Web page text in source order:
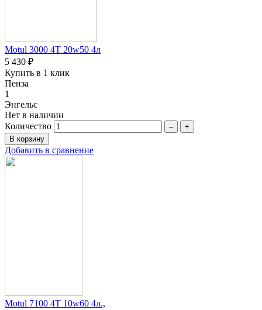
Motul 3000 4T 20w50 4л
5 430 ₽
Купить в 1 клик
Пенза
1
Энгельс
Нет в наличии
Количество
– +
Добавить в сравнение
Motul 7100 4T 10w60 4л.,